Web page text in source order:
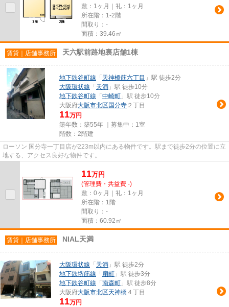
敷：1ヶ月｜礼：1ヶ月
所在階：1-2階
間取り：-
面積：39.46㎡
賃貸｜店舗事務所 天六駅前路地裏店舗1棟
地下鉄谷町線 「 天神橋筋六丁目 」駅 徒歩2分
大阪環状線 「 天満 」駅 徒歩10分
地下鉄谷町線 「 中崎町 」駅 徒歩10分
大阪府大阪市北区 国分寺 ２丁目
11万円
築年数：築55年 ｜募集中： 1室
階数：2階建
ローソン 国分寺一丁目店が223m以内にある物件です。駅まで徒歩2分の位置に立
地する、アクセス良好な物件です。
11万円
(管理費・共益費 -)
敷：0ヶ月｜礼：1ヶ月
所在階：1階
間取り：-
面積：60.92㎡
賃貸｜店舗事務所 NIAL天満
大阪環状線 「 天満 」駅 徒歩2分
地下鉄堺筋線 「 扇町 」駅 徒歩3分
地下鉄谷町線 「 南森町 」駅 徒歩8分
大阪府大阪市北区天神橋 ４丁目
11万円